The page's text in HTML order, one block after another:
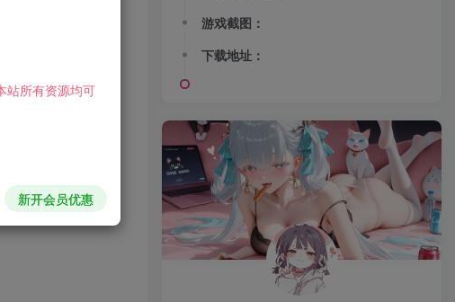
游戏截图：
下载地址：
站所有资源均可
新开会员优惠